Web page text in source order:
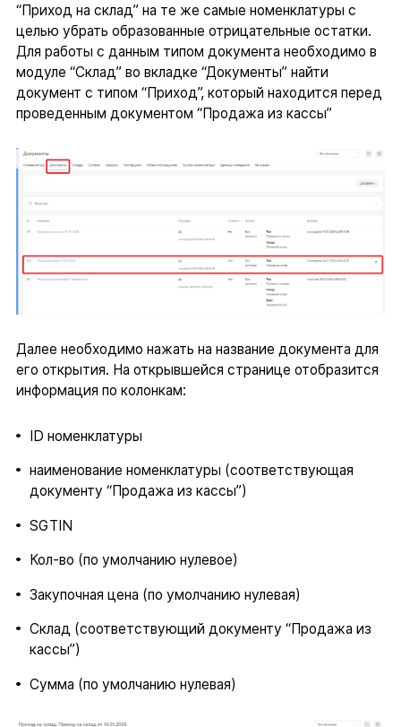
“Приход на склад” на те же самые номенклатуры с
целью убрать образованные отрицательные остатки.
Для работы с данным типом документа необходимо в
модуле “Склад” во вкладке “Документы” найти
документ с типом “Приход”, который находится перед
проведенным документом “Продажа из кассы”
Далее необходимо нажать на название документа для
его открытия. На открывшейся странице отобразится
информация по колонкам:
ID номенклатуры
наименование номенклатуры (соответствующая
документу “Продажа из кассы”)
SGTIN
Кол-во (по умолчанию нулевое)
Закупочная цена (по умолчанию нулевая)
Склад (соответствующий документу “Продажа из
кассы”)
Сумма (по умолчанию нулевая)